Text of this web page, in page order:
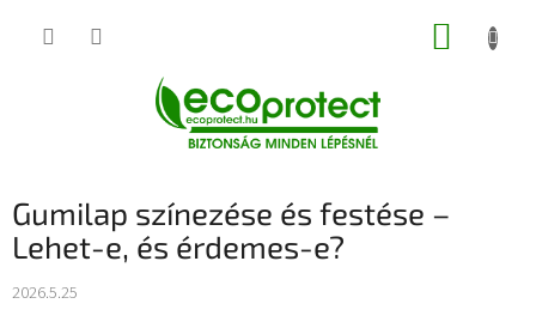
KOSÁR
Gumilap színezése és festése –
Lehet-e, és érdemes-e?
2026.5.25